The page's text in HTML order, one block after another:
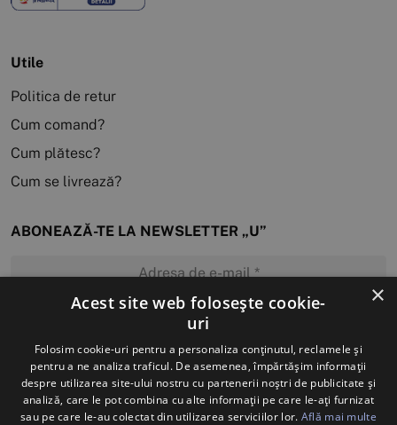
Utile
Politica de retur
Cum comand?
Cum plătesc?
Cum se livrează?
ABONEAZĂ-TE LA NEWSLETTER „U”
MĂ ABONEZ
×
Acest site web folosește cookie-
uri
Folosim cookie-uri pentru a personaliza conținutul, reclamele și
pentru a ne analiza traficul. De asemenea, împărtășim informații
despre utilizarea site-ului nostru cu partenerii noștri de publicitate și
analiză, care le pot combina cu alte informații pe care le-ați furnizat
sau pe care le-au colectat din utilizarea serviciilor lor. Află mai multe